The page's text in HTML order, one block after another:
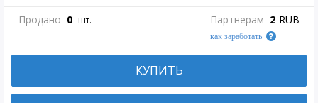
Продано 0 шт. Партнерам 2 RUB
как заработать
КУПИТЬ